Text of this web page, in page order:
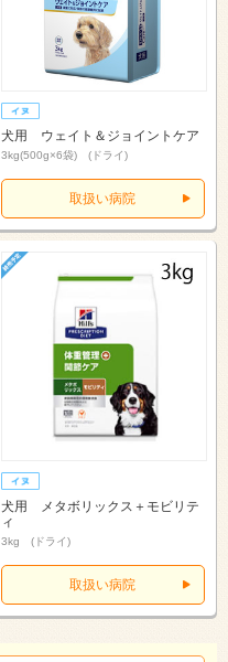
犬用 ウェイト＆ジョイントケア
3kg(500g×6袋) (ドライ)
取扱い病院
犬用 メタボリックス＋モビリテ
ィ
3kg (ドライ)
取扱い病院